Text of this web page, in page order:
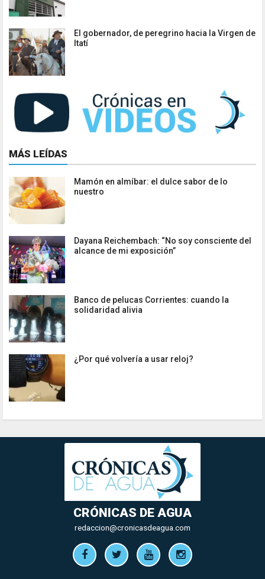
El gobernador, de peregrino hacia la Virgen de
Itatí
MÁS LEÍDAS
Mamón en almíbar: el dulce sabor de lo
nuestro
Dayana Reichembach: “No soy consciente del
alcance de mi exposición”
Banco de pelucas Corrientes: cuando la
solidaridad alivia
¿Por qué volvería a usar reloj?
CRÓNICAS DE AGUA
redaccion@cronicasdeagua.com